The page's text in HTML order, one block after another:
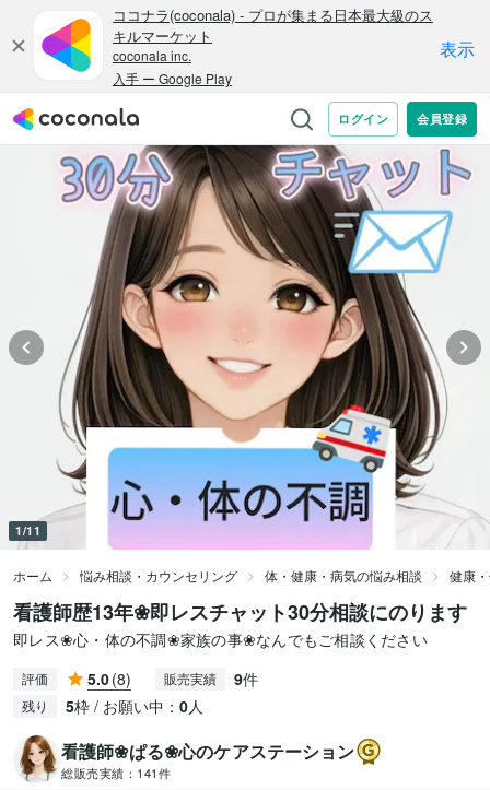
1/11
ホーム 悩み相談・カウンセリング 体・健康・病気の悩み相談 健康
看護師歴13年❀即レスチャット30分相談にのります
即レス❀心・体の不調❀家族の事❀なんでもご相談ください
評価 5.0(8) 販売実績 9件
残り 5枠 / お願い中： 0人
看護師❀ぱる❀心のケアステーション
総販売実績： 141件